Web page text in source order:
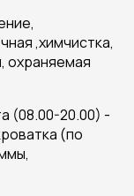
,химчистка,
охраняемая
(08.00-20.00) -
(по